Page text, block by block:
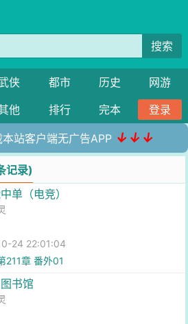
搜索
侠 都市 历史
网游
他 排行 完本 登录
站客户端无广告APP ↓↓↓
记录)
单（电竞）
24 22:01:04
211章 番外01
书馆